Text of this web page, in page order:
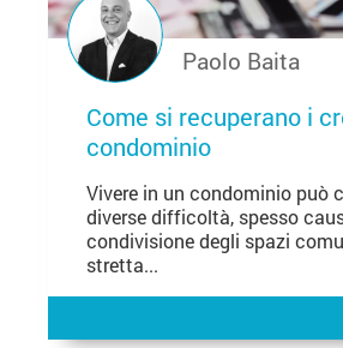
Come si recuperano i
condominio
Vivere in un condominio può
diverse difficoltà, spesso
condivisione degli spazi
stretta...
Paolo Baita